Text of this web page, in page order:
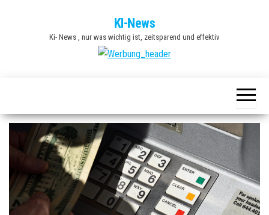
KI-News
Ki- News , nur was wichtig ist, zeitsparend und effektiv